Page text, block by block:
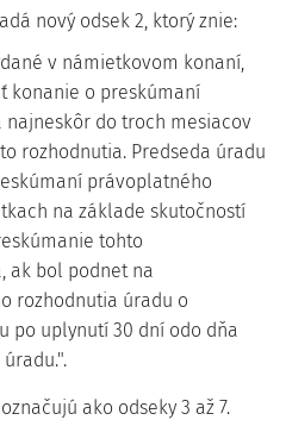
nový odsek 2, ktorý znie:
v námietkovom konaní,
konanie o preskúmaní
do troch mesiacov
rozhodnutia. Predseda úradu
právoplatného
na základe skutočností
tohto
ak bol podnet na
rozhodnutia úradu o
po uplynutí 30 dní odo dňa
ako odseky 3 až 7.